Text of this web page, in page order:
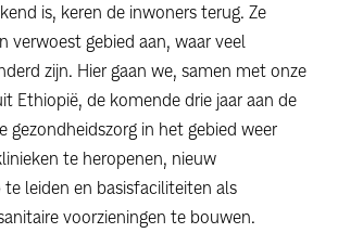
is, keren de inwoners terug. Ze
verwoest gebied aan, waar veel
zijn. Hier gaan we, samen met onze
Ethiopië, de komende drie jaar aan de
gezondheidszorg in het gebied weer
te heropenen, nieuw
leiden en basisfaciliteiten als
voorzieningen te bouwen.